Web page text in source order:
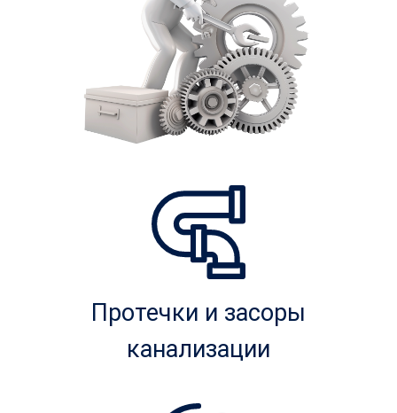
Протечки и засоры
канализации